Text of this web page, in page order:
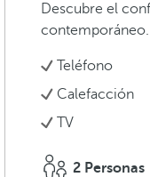
Descubre el
contemporáneo.
Teléfono
Calefacción
TV
2 Personas